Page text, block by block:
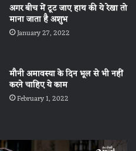
अगर बीच में टूट जाए हाथ की ये रेखा तो
माना जाता है अशुभ
January 27, 2022
मौनी अमावस्या के दिन भूल से भी नहीं
करने चाहिए ये काम
February 1, 2022